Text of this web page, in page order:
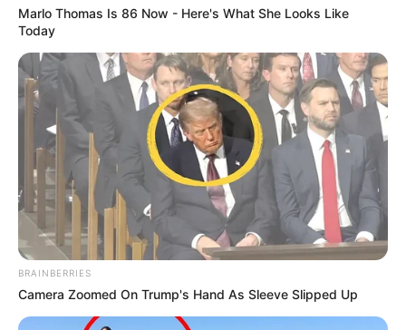
Marlo Thomas Is 86 Now - Here's What She Looks Like
Today
BRAINBERRIES
Camera Zoomed On Trump's Hand As Sleeve Slipped Up